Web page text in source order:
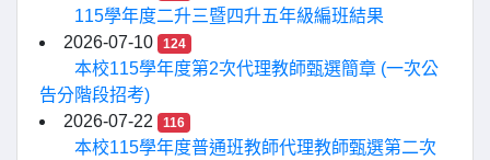
115學年度二升三暨四升五年級編班結果
2026-07-10
124
本校115學年度第2次代理教師甄選簡章 (一次公
告分階段招考)
2026-07-22
116
本校115學年度普通班教師代理教師甄選第二次